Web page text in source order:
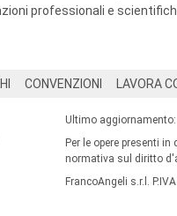
professionali e
CONVENZIONI LAVORA
Ultimo
Per le opere presenti
normativa sul diritto
FrancoAngeli s.r.l.